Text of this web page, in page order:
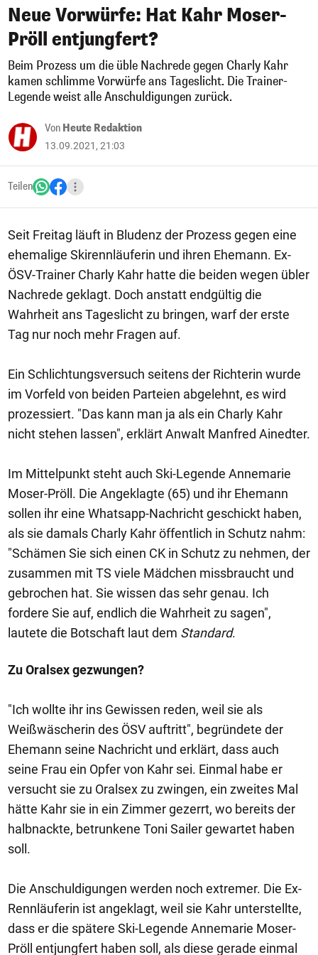
Neue Vorwürfe: Hat Kahr Moser-
Pröll entjungfert?
Beim Prozess um die üble Nachrede gegen Charly Kahr
kamen schlimme Vorwürfe ans Tageslicht. Die Trainer-
Legende weist alle Anschuldigungen zurück.
Von Heute Redaktion
13.09.2021, 21:03
Teilen
Seit Freitag läuft in Bludenz der Prozess gegen eine
ehemalige Skirennläuferin und ihren Ehemann. Ex-
ÖSV-Trainer Charly Kahr hatte die beiden wegen übler
Nachrede geklagt. Doch anstatt endgültig die
Wahrheit ans Tageslicht zu bringen, warf der erste
Tag nur noch mehr Fragen auf.
Ein Schlichtungsversuch seitens der Richterin wurde
im Vorfeld von beiden Parteien abgelehnt, es wird
prozessiert. "Das kann man ja als ein Charly Kahr
nicht stehen lassen", erklärt Anwalt Manfred Ainedter.
Im Mittelpunkt steht auch Ski-Legende Annemarie
Moser-Pröll. Die Angeklagte (65) und ihr Ehemann
sollen ihr eine Whatsapp-Nachricht geschickt haben,
als sie damals Charly Kahr öffentlich in Schutz nahm:
"Schämen Sie sich einen CK in Schutz zu nehmen, der
zusammen mit TS viele Mädchen missbraucht und
gebrochen hat. Sie wissen das sehr genau. Ich
fordere Sie auf, endlich die Wahrheit zu sagen",
lautete die Botschaft laut dem Standard.
Zu Oralsex gezwungen?
"Ich wollte ihr ins Gewissen reden, weil sie als
Weißwäscherin des ÖSV auftritt", begründete der
Ehemann seine Nachricht und erklärt, dass auch
seine Frau ein Opfer von Kahr sei. Einmal habe er
versucht sie zu Oralsex zu zwingen, ein zweites Mal
hätte Kahr sie in ein Zimmer gezerrt, wo bereits der
halbnackte, betrunkene Toni Sailer gewartet haben
soll.
Die Anschuldigungen werden noch extremer. Die Ex-
Rennläuferin ist angeklagt, weil sie Kahr unterstellte,
dass er die spätere Ski-Legende Annemarie Moser-
Pröll entjungfert haben soll, als diese gerade einmal